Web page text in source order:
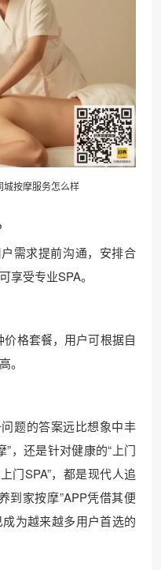
城按摩服务怎么样
需求提前沟通，安排合
享受专业SPA。
价格套餐，用户可根据自
。
题的答案远比想象中丰
，还是针对健康的“上门
门SPA”，都是现代人追
到家按摩”APP凭借其便
为越来越多用户首选的